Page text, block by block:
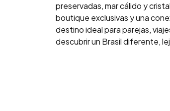
preservadas, mar cálido y
boutique exclusivas y una
destino ideal para parejas,
descubrir un Brasil diferente,